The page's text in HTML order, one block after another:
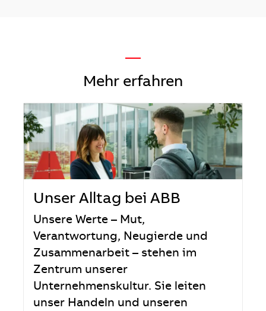
—
Mehr erfahren
Unser Alltag bei ABB
Unsere Werte – Mut,
Verantwortung, Neugierde und
Zusammenarbeit – stehen im
Zentrum unserer
Unternehmenskultur. Sie leiten
unser Handeln und unseren